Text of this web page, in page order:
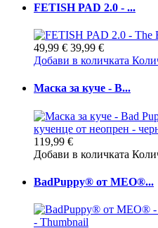
FETISH PAD 2.0 - ...
49,99 € 39,99 €
Добави в количката
Маска за куче - B...
119,99 €
Добави в количката
BadPuppy® от MEO®...